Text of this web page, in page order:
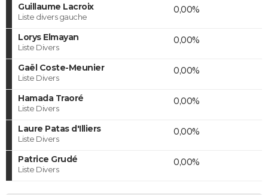
Guillaume Lacroix
Liste divers gauche
0,00%
Lorys Elmayan
Liste Divers
0,00%
Gaël Coste-Meunier
Liste Divers
0,00%
Hamada Traoré
Liste Divers
0,00%
Laure Patas d'Illiers
Liste Divers
0,00%
Patrice Grudé
Liste Divers
0,00%